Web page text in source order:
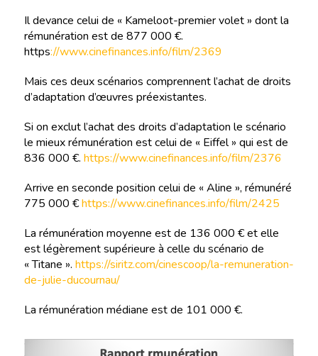
Il devance celui de « Kameloot-premier volet » dont la
rémunération est de 877 000 €.
https://www.cinefinances.info/film/2369
Mais ces deux scénarios comprennent l’achat de droits
d’adaptation d’œuvres préexistantes.
Si on exclut l’achat des droits d’adaptation le scénario
le mieux rémunération est celui de « Eiffel » qui est de
836 000 €. https://www.cinefinances.info/film/2376
Arrive en seconde position celui de « Aline », rémunéré
775 000 €https://www.cinefinances.info/film/2425
La rémunération moyenne est de 136 000 € et elle
est légèrement supérieure à celle du scénario de
« Titane ». https://siritz.com/cinescoop/la-remuneration-
de-julie-ducournau/
La rémunération médiane est de 101 000 €.